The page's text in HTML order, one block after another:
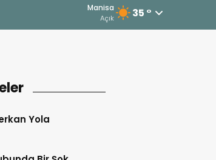
4 Ağustos 2026 - 11:07
Somaspor’un Yeni Transferlerini
Manisa
Açık 35 °
Yola